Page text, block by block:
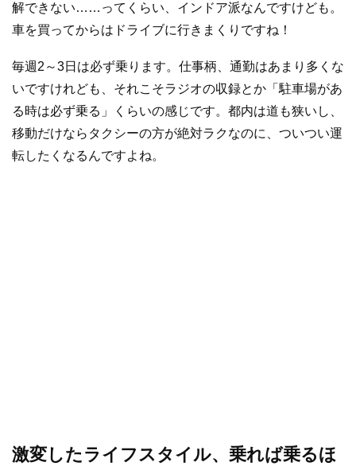
解できない……ってくらい、インドア派なんですけども。
車を買ってからはドライブに行きまくりですね！
毎週2～3日は必ず乗ります。仕事柄、通勤はあまり多くな
いですけれども、それこそラジオの収録とか「駐車場があ
る時は必ず乗る」くらいの感じです。都内は道も狭いし、
移動だけならタクシーの方が絶対ラクなのに、ついつい運
転したくなるんですよね。
激変したライフスタイル、乗れば乗るほ